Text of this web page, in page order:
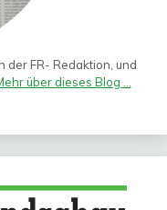
der FR- Redaktion, und
über dieses Blog ...